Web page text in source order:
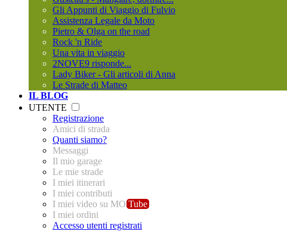
Gli Appunti di Viaggio di Fulvio
Assistenza Legale da Moto
Pietro & Olga on the road
Rock 'n Ride
Una vita in viaggio
2NOVE9 risponde...
Lady Biker - Gli articoli di Anna
Le Strade di Matteo
IL BLOG
UTENTE
Registrazione
Amici di strada
Quanti siamo?
Messaggi
Il mio garage
Le mie strade
I miei itinerari
I miei contributi
I miei video su MO Tube
I miei ordini
Accesso utenti registrati